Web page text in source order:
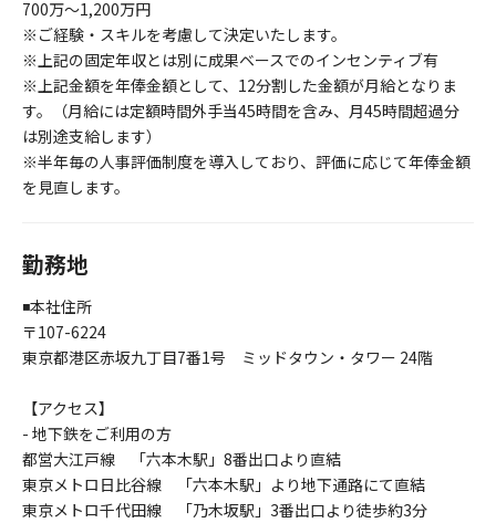
700万～1,200万円
※ご経験・スキルを考慮して決定いたします。
※上記の固定年収とは別に成果ベースでのインセンティブ有
※上記金額を年俸金額として、12分割した金額が月給となりま
す。（月給には定額時間外手当45時間を含み、月45時間超過分
は別途支給します）
※半年毎の人事評価制度を導入しており、評価に応じて年俸金額
を見直します。
勤務地
◾️本社住所
〒107-6224
東京都港区赤坂九丁目7番1号 ミッドタウン・タワー 24階
【アクセス】
- 地下鉄をご利用の方
都営大江戸線 「六本木駅」8番出口より直結
東京メトロ日比谷線 「六本木駅」より地下通路にて直結
東京メトロ千代田線 「乃木坂駅」3番出口より徒歩約3分